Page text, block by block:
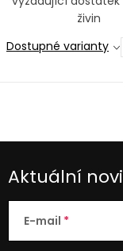
živin
Dostupné varianty
Aktuální
E-mail